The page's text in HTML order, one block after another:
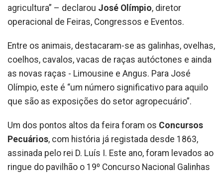
agricultura” – declarou José Olímpio, diretor
operacional de Feiras, Congressos e Eventos.
Entre os animais, destacaram-se as galinhas, ovelhas,
coelhos, cavalos, vacas de raças autóctones e ainda
as novas raças - Limousine e Angus. Para José
Olímpio, este é “um número significativo para aquilo
que são as exposições do setor agropecuário”.
Um dos pontos altos da feira foram os Concursos
Pecuários, com história já registada desde 1863,
assinada pelo rei D. Luís I. Este ano, foram levados ao
ringue do pavilhão o 19º Concurso Nacional Galinhas